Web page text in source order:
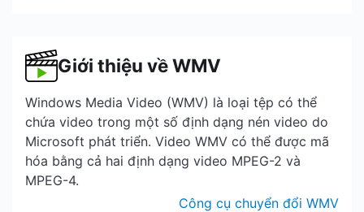
Giới thiệu về WMV
Windows Media Video (WMV) là loại tệp có thể
chứa video trong một số định dạng nén video do
Microsoft phát triển. Video WMV có thể được mã
hóa bằng cả hai định dạng video MPEG-2 và
MPEG-4.
Công cụ chuyển đổi WMV